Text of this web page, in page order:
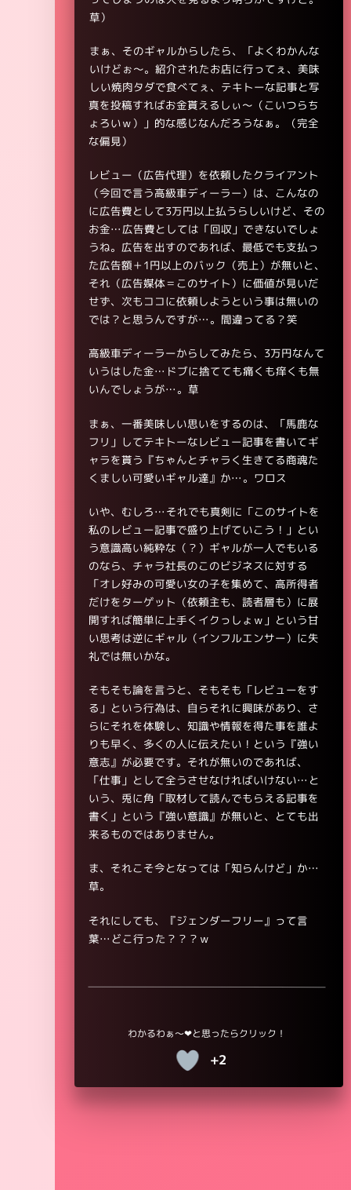
草）
まぁ、そのギャルからしたら、「よくわかんな
いけどぉ～。紹介されたお店に行ってぇ、美味
しい焼肉タダで食べてぇ、テキトーな記事と写
真を投稿すればお金貰えるしぃ～（こいつらち
ょろいｗ）」的な感じなんだろうなぁ。（完全
な偏見）
レビュー（広告代理）を依頼したクライアント
（今回で言う高級車ディーラー）は、こんなの
に広告費として3万円以上払うらしいけど、その
お金…広告費としては「回収」できないでしょ
うね。広告を出すのであれば、最低でも支払っ
た広告額＋1円以上のバック（売上）が無いと、
それ（広告媒体＝このサイト）に価値が見いだ
せず、次もココに依頼しようという事は無いの
では？と思うんですが…。間違ってる？笑
高級車ディーラーからしてみたら、3万円なんて
いうはした金…ドブに捨てても痛くも痒くも無
いんでしょうが…。草
まぁ、一番美味しい思いをするのは、「馬鹿な
フリ」してテキトーなレビュー記事を書いてギ
ャラを貰う『ちゃんとチャラく生きてる商魂た
くましい可愛いギャル達』か…。ワロス
いや、むしろ…それでも真剣に「このサイトを
私のレビュー記事で盛り上げていこう！」とい
う意識高い純粋な（？）ギャルが一人でもいる
のなら、チャラ社長のこのビジネスに対する
「オレ好みの可愛い女の子を集めて、高所得者
だけをターゲット（依頼主も、読者層も）に展
開すれば簡単に上手くイクっしょｗ」という甘
い思考は逆にギャル（インフルエンサー）に失
礼では無いかな。
そもそも論を言うと、そもそも「レビューをす
る」という行為は、自らそれに興味があり、さ
らにそれを体験し、知識や情報を得た事を誰よ
りも早く、多くの人に伝えたい！という『強い
意志』が必要です。それが無いのであれば、
「仕事」として全うさせなければいけない…と
いう、兎に角「取材して読んでもらえる記事を
書く」という『強い意識』が無いと、とても出
来るものではありません。
ま、それこそ今となっては「知らんけど」か…
草。
それにしても、『ジェンダーフリー』って言
葉…どこ行った？？？ｗ
+2